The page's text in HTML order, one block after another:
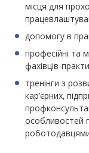
місця для
допомогу в
професійні та
фахівців-
тренінги з
кар’єрних,
особливостей